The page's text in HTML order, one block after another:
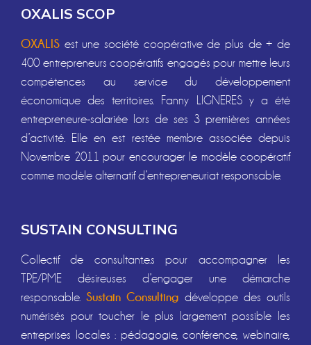
OXALIS SCOP
OXALIS est une société coopérative de plus de + de
400 entrepreneurs coopératifs engagés pour mettre leurs
compétences au service du développement
économique des territoires. Fanny LIGNERES y a été
entrepreneure-salariée lors de ses 3 premières années
d’activité. Elle en est restée membre associée depuis
Novembre 2011 pour encourager le modèle coopératif
comme modèle alternatif d’entrepreneuriat responsable.
SUSTAIN CONSULTING
Collectif de consultant.e.s pour accompagner les
TPE/PME désireuses d’engager une démarche
responsable.Sustain Consulting développe des outils
numérisés pour toucher le plus largement possible les
entreprises locales : pédagogie, conférence, webinaire,